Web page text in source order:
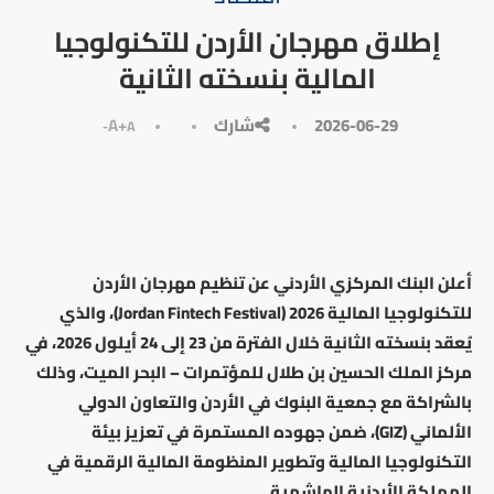
إطلاق مهرجان الأردن للتكنولوجيا
المالية بنسخته الثانية
2026-06-29 شارك A+A-
أعلن البنك المركزي الأردني عن تنظيم مهرجان الأردن
للتكنولوجيا المالية 2026 (Jordan Fintech Festival)، والذي
يُعقد بنسخته الثانية خلال الفترة من 23 إلى 24 أيلول 2026، في
مركز الملك الحسين بن طلال للمؤتمرات – البحر الميت، وذلك
بالشراكة مع جمعية البنوك في الأردن والتعاون الدولي
الألماني (GIZ)، ضمن جهوده المستمرة في تعزيز بيئة
التكنولوجيا المالية وتطوير المنظومة المالية الرقمية في